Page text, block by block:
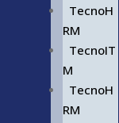
TecnoH
RM
TecnoIT
M
TecnoH
RM